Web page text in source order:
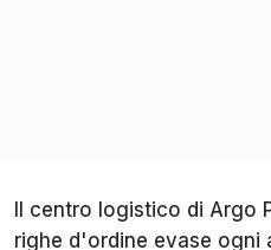
Il centro logistico di Argo
righe d'ordine evase ogni